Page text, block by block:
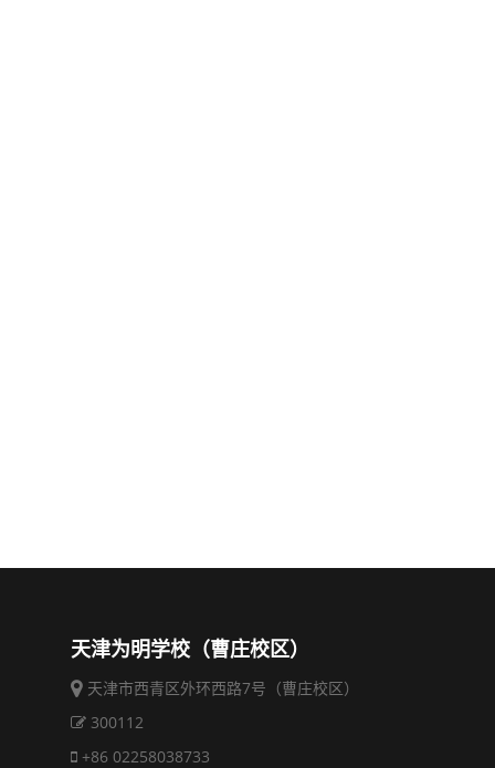
天津为明学校（曹庄校区）
天津市西青区外环西路7号（曹庄校区）
300112
+86 02258038733